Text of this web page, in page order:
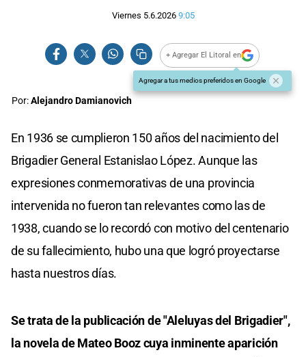
Viernes 5.6.2026 9:05
+ Agregar El Litoral en
Agregar a tus medios preferidos en Google
Por:Alejandro Damianovich
En 1936 se cumplieron 150 años del nacimiento del
Brigadier General Estanislao López. Aunque las
expresiones conmemorativas de una provincia
intervenida no fueron tan relevantes como las de
1938, cuando se lo recordó con motivo del centenario
de su fallecimiento, hubo una que logró proyectarse
hasta nuestros días.
Se trata de la publicación de "Aleluyas del Brigadier",
la novela de Mateo Booz cuya inminente aparición